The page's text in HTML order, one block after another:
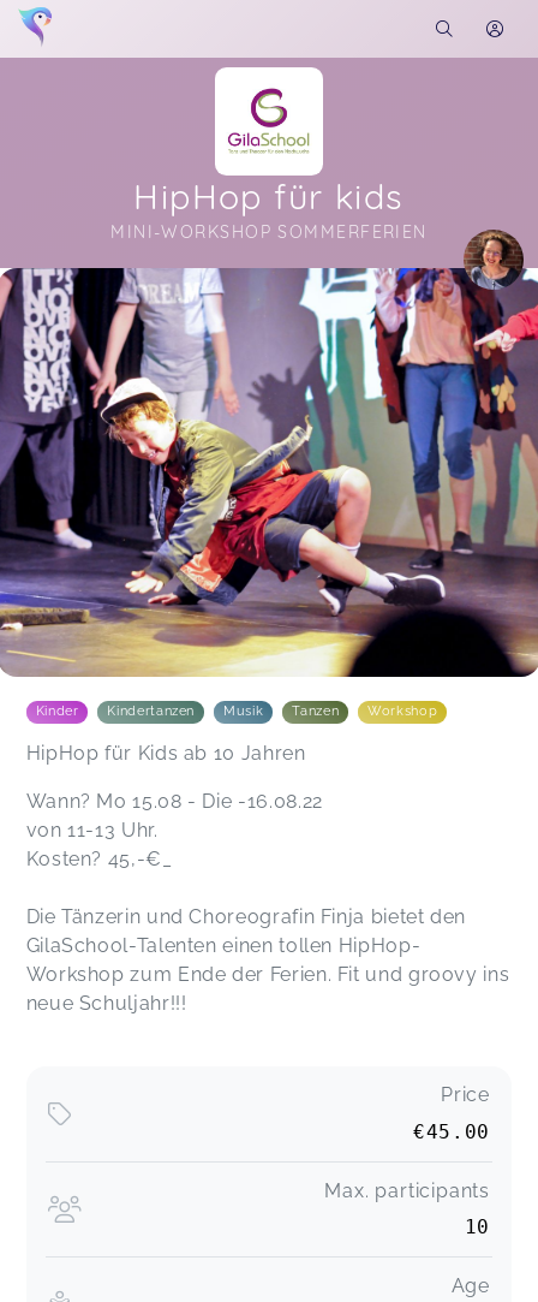
HipHop für kids
MINI-WORKSHOP SOMMERFERIEN
Soon you will learn more about me here...
Kinder Kindertanzen Musik Tanzen Workshop
HipHop für Kids ab 10 Jahren
Wann? Mo 15.08 - Die -16.08.22
von 11-13 Uhr.
Kosten? 45,-€_
Die Tänzerin und Choreografin Finja bietet den
GilaSchool-Talenten einen tollen HipHop-
Workshop zum Ende der Ferien. Fit und groovy ins
neue Schuljahr!!!
Price
€45.00
Max. participants
10
Age